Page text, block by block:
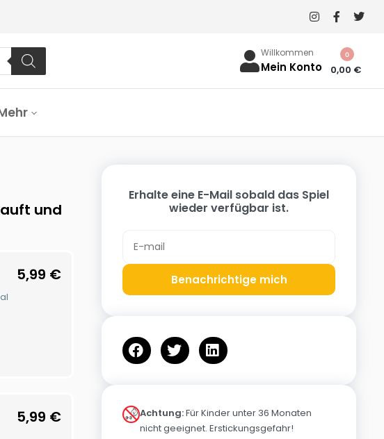
Willkommen
Mein Konto 0,00 €
0
und
5,99 €
5,99 €
Erhalte eine E-Mail sobald das Spiel
wieder verfügbar ist.
Benachrichtige mich
Achtung:Für Kinder unter 36 Monaten
nicht geeignet. Erstickungsgefahr!